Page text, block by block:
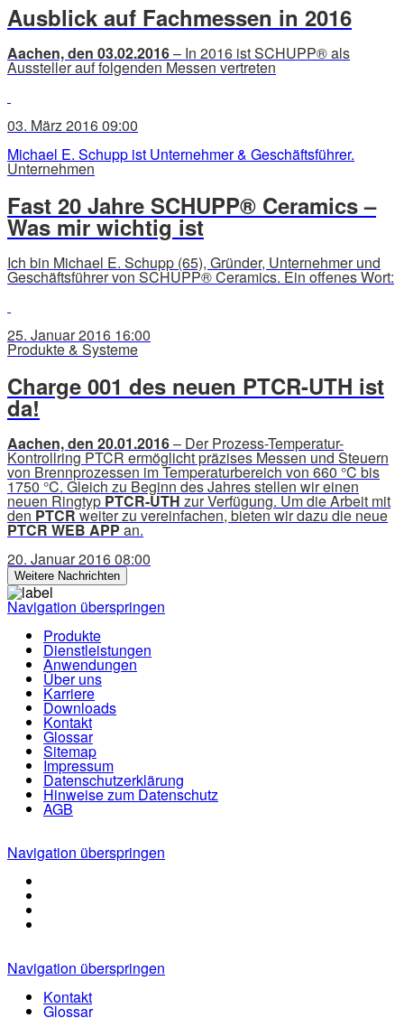
Ausblick auf Fachmessen in 2016
Aachen, den 03.02.2016– In 2016 ist SCHUPP® als
Aussteller auf folgenden Messen vertreten
03. März 2016 09:00
Michael E. Schupp ist Unternehmer & Geschäftsführer.
Unternehmen
Fast 20 Jahre SCHUPP® Ceramics –
Was mir wichtig ist
Ich bin Michael E. Schupp (65), Gründer, Unternehmer und
Geschäftsführer von SCHUPP® Ceramics. Ein offenes Wort:
25. Januar 2016 16:00
Produkte & Systeme
Charge 001 des neuen PTCR-UTH ist
da!
Aachen, den 20.01.2016– Der Prozess-Temperatur-
Kontrollring PTCR ermöglicht präzises Messen und Steuern
von Brennprozessen im Temperaturbereich von 660 °C bis
1750 °C. Gleich zu Beginn des Jahres stellen wir einen
neuen RingtypPTCR-UTHzur Verfügung. Um die Arbeit mit
denPTCRweiter zu vereinfachen, bieten wir dazu die neue
PTCR WEB APPan.
20. Januar 2016 08:00
Weitere Nachrichten
Navigation überspringen
Produkte
Dienstleistungen
Anwendungen
Über uns
Karriere
Downloads
Kontakt
Glossar
Sitemap
Impressum
Datenschutzerklärung
Hinweise zum Datenschutz
AGB
Navigation überspringen
Navigation überspringen
Kontakt
Glossar